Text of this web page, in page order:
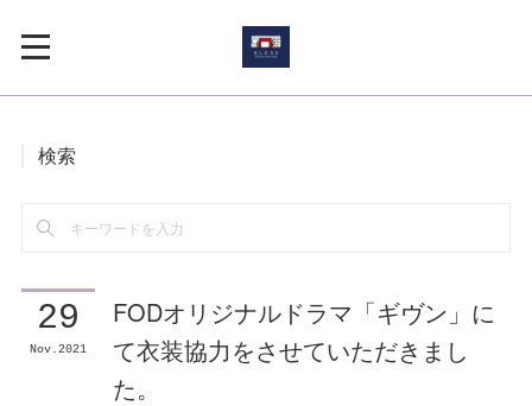
検索
29
Nov 2021
FODオリジナルドラマ「ギヴン」に
て衣装協力をさせていただきまし
た。